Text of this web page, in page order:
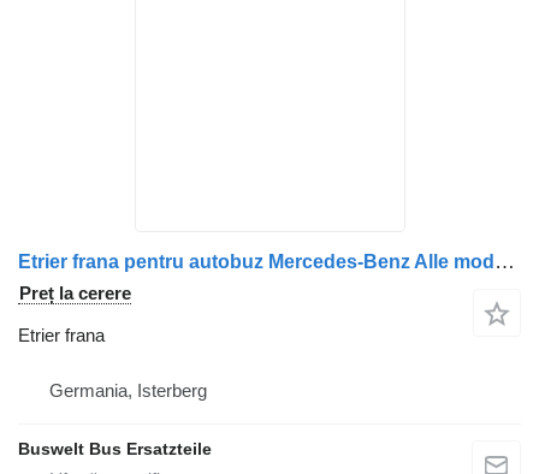
Etrier frana pentru autobuz Mercedes-Benz Alle modellen
Preț la cerere
Etrier frana
Germania, Isterberg
Buswelt Bus Ersatzteile